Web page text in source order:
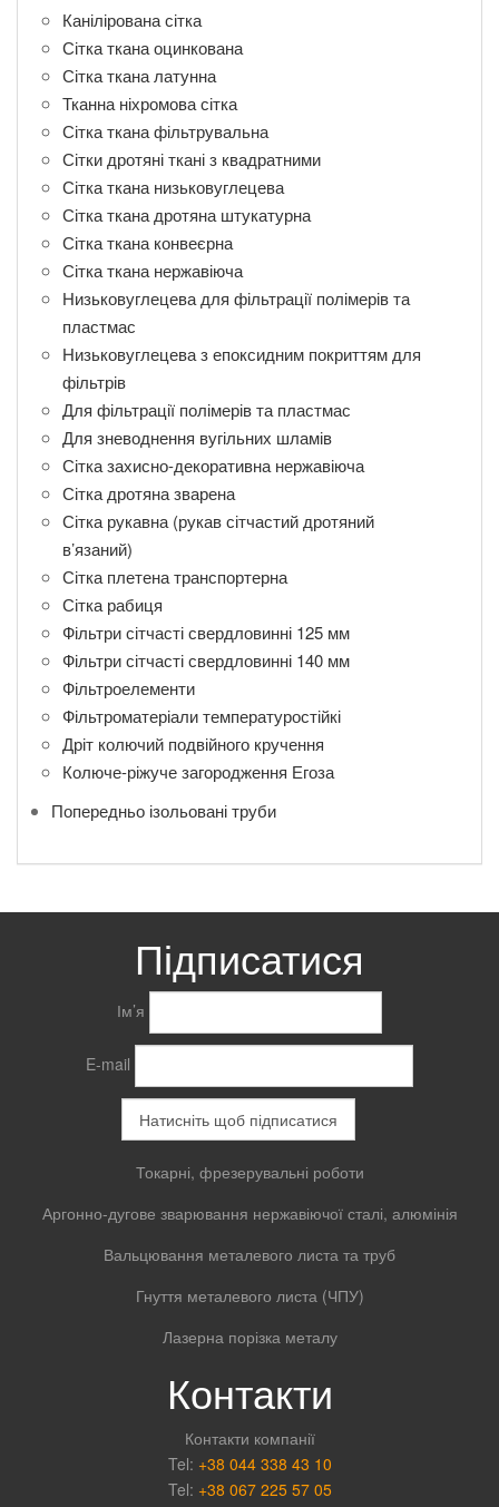
Канілірована сітка
Сітка ткана оцинкована
Сітка ткана латунна
Тканна ніхромова сітка
Сітка ткана фільтрувальна
Сітки дротяні ткані з квадратними
Сітка ткана низьковуглецева
Сітка ткана дротяна штукатурна
Сітка ткана конвеєрна
Сітка ткана нержавіюча
Низьковуглецева для фільтрації полімерів та
пластмас
Низьковуглецева з епоксидним покриттям для
фільтрів
Для фільтрації полімерів та пластмас
Для зневоднення вугільних шламів
Сітка захисно-декоративна нержавіюча
Сітка дротяна зварена
Сітка рукавна (рукав сітчастий дротяний
в’язаний)
Сітка плетена транспортерна
Сітка рабиця
Фільтри сітчасті свердловинні 125 мм
Фільтри сітчасті свердловинні 140 мм
Фільтроелементи
Фільтроматеріали температуростійкі
Дріт колючий подвійного кручення
Колюче-ріжуче загородження Егоза
Попередньо ізольовані труби
Підписатися
Ім’я
E-mail
Токарні, фрезерувальні роботи
Аргонно-дугове зварювання нержавіючої сталі, алюмінія
Вальцювання металевого листа та труб
Гнуття металевого листа (ЧПУ)
Лазерна порізка металу
Контакти
Контакти компанії
Tel: +38 044 338 43 10
Tel: +38 067 225 57 05